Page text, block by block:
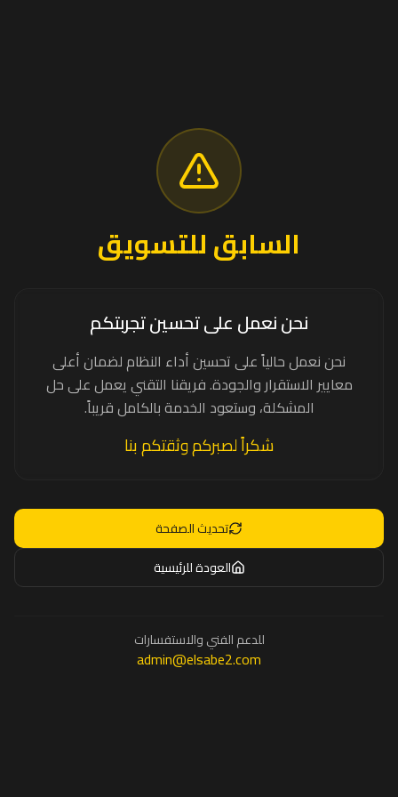
السابق للتسويق
نحن نعمل على تحسين تجربتكم
نحن نعمل حالياً على تحسين أداء النظام لضمان أعلى
معايير الاستقرار والجودة. فريقنا التقني يعمل على حل
المشكلة، وستعود الخدمة بالكامل قريباً.
شكراً لصبركم وثقتكم بنا
تحديث الصفحة
العودة للرئيسية
للدعم الفني والاستفسارات
admin@elsabe2.com